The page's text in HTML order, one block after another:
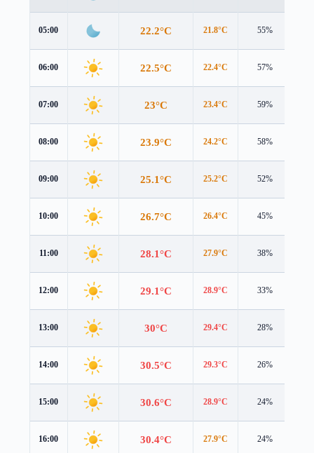
05:00 22.2°C 21.8°C 55%
06:00 22.5°C 22.4°C 57%
07:00 23°C 23.4°C 59%
08:00 23.9°C 24.2°C 58%
09:00 25.1°C 25.2°C 52%
10:00 26.7°C 26.4°C 45%
11:00 28.1°C 27.9°C 38%
12:00 29.1°C 28.9°C 33%
13:00 30°C 29.4°C 28%
14:00 30.5°C 29.3°C 26%
15:00 30.6°C 28.9°C 24%
16:00 30.4°C 27.9°C 24%